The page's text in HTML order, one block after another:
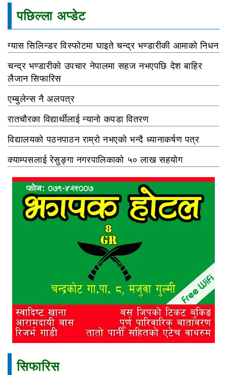
पछिल्ला अप्डेट
ग्यास सिलिन्डर विस्फोटमा घाइते चन्द्र भण्डारीकी आमाको निधन
चन्द्र भण्डारीको उपचार नेपालमा सहज नभएपछि देश बाहिर
लैजान सिफारिस
एम्बुलेन्स नै अलपत्र
रातचौरका विद्यार्थीलाई न्यानो कपडा वितरण
विद्यालयको पठनपाठन राम्रो नभएको भन्दै ध्यानाकर्षण पत्र
क्याम्पसलाई रेसुङ्गा नगरपालिकाको ५० लाख सहयोग
सिफारिस